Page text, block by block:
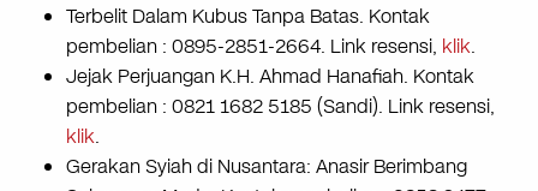
Terbelit Dalam Kubus Tanpa Batas. Kontak
pembelian : 0895-2851-2664. Link resensi, klik.
Jejak Perjuangan K.H. Ahmad Hanafiah. Kontak
pembelian : 0821 1682 5185 (Sandi). Link resensi,
klik.
Gerakan Syiah di Nusantara: Anasir Berimbang